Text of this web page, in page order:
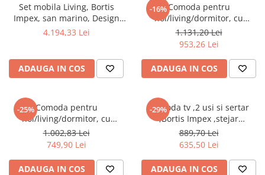
Set mobila Living, Bortis
Impex, san marino, Design
elegant, 300 x 200 cm
4.194,33 Lei
ADAUGA IN COS
-16%Comoda pentru
hol/living/dormitor, cu
sertare, stejar sonoma/alb
,123x85x34 cm,Bortis Impex
1.131,20 Lei
953,26 Lei
ADAUGA IN COS
-25%Comoda pentru
hol/living/dormitor, cu
sertare, prun,106x75x35
cm,Bortis Impex
1.002,83 Lei
749,90 Lei
ADAUGA IN COS
-29%
Comoda tv ,2 usi si sertar
,Bortis Impex ,stejar
sonoma/alb
889,70 Lei
635,50 Lei
ADAUGA IN COS